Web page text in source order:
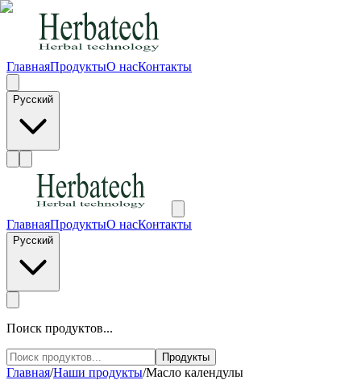
ГлавнаяПродуктыО насКонтакты
Русский
ГлавнаяПродуктыО насКонтакты
Русский
Поиск продуктов...
Продукты
Главная/Наши продукты/Масло календулы